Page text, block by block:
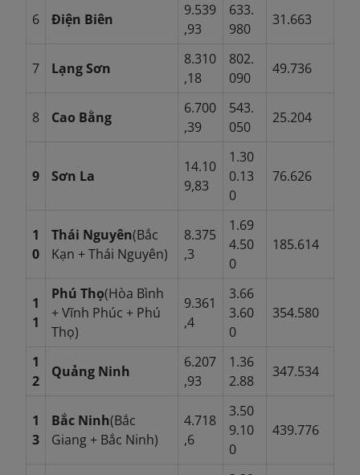
6 Điện Biên
9.539
,93
633.
980
31.663
7 Lạng Sơn
8.310
,18
802.
090
49.736
8 Cao Bằng
6.700
,39
543.
050
25.204
9 Sơn La
14.10
9,83
1.30
0.13
0
76.626
1
0
Thái Nguyên(Bắc
Kạn + Thái Nguyên)
8.375
,3
1.69
4.50
0
185.614
1
1
Phú Thọ(Hòa Bình
+ Vĩnh Phúc + Phú
Thọ)
9.361
,4
3.66
3.60
0
354.580
1
2
Quảng Ninh
6.207
,93
1.36
2.88
347.534
1
3
Bắc Ninh(Bắc
Giang + Bắc Ninh)
4.718
,6
3.50
9.10
0
439.776